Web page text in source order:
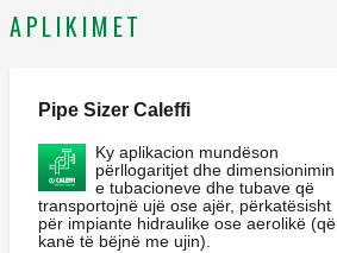
Materialet: nikel.
APLIKIMET
Pipe Sizer Caleffi
Ky aplikacion mundëson
përllogaritjet dhe dimensionimin
e tubacioneve dhe tubave që
transportojnë ujë ose ajër, përkatësisht
për impiante hidraulike ose aerolikë (që
kanë të bëjnë me ujin).